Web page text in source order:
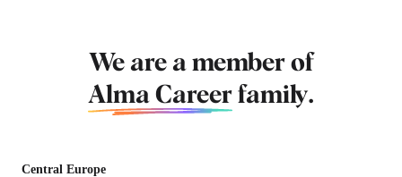
We are a member of
Alma Career family.
Central Europe